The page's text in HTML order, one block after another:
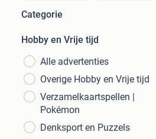
Categorie
Hobby en Vrije tijd
Alle advertenties
Overige Hobby en Vrije tijd
Verzamelkaartspellen |
Pokémon
Denksport en Puzzels